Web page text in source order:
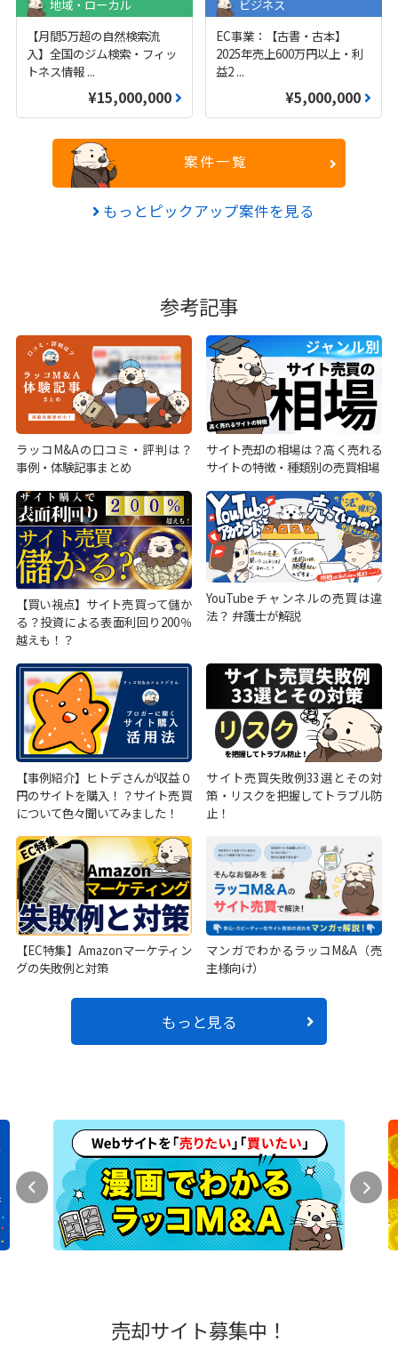
地域・ローカル
【月間5万超の自然検索流
入】全国のジム検索・フィッ
トネス情報 ...
¥15,000,000
ビジネス
EC事業：【古書・古本】
2025年売上600万円以上・利
益2 ...
¥5,000,000
案件一覧
もっとピックアップ案件を見る
参考記事
ラッコM&Aの口コミ・評判は？
事例・体験記事まとめ
サイト売却の相場は？高く売れる
サイトの特徴・種類別の売買相場
【買い視点】サイト売買って儲か
る？投資による表面利回り200％
越えも！？
YouTubeチャンネルの売買は違
法？ 弁護士が解説
【事例紹介】ヒトデさんが収益０
円のサイトを購入！？サイト売買
について色々聞いてみました！
サイト売買失敗例33選とその対
策・リスクを把握してトラブル防
止！
【EC特集】Amazonマーケティン
グの失敗例と対策
マンガでわかるラッコM&A（売
主様向け）
もっと見る
売却サイト募集中！